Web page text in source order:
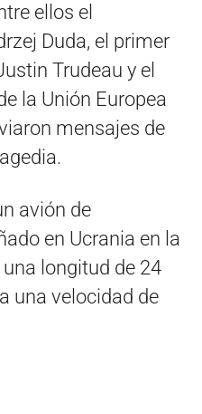
ellos el
Duda, el primer
Trudeau y el
la Unión Europea
mensajes de
avión de
en Ucrania en la
longitud de 24
una velocidad de